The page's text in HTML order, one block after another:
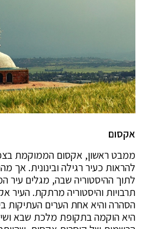
אקסום
ממבט ראשון, אקסום הממוקמת
להראות כעיר רגילה ובינונית. אך
לתוך ההיסטוריה שבה, מגלים עיר
תרבויות והיסטוריה מרתקת. העיר
הסהרה והיא אחת הערים העתיקות
היא הוקמה בתקופת מלכת שבא